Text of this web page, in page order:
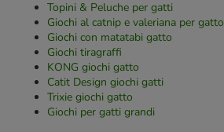
Topini & Peluche per gatti
Giochi al catnip e valeriana per gatto
Giochi con matatabi gatto
Giochi tiragraffi
KONG giochi gatto
Catit Design giochi gatti
Trixie giochi gatto
Giochi per gatti grandi